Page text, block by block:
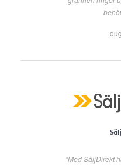
"Med SäljDirekt